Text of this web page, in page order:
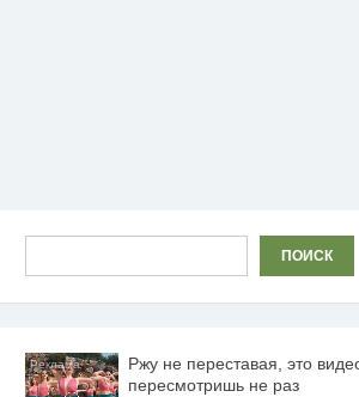
ПОИСК
Ржу не переставая, это
пересмотришь не раз